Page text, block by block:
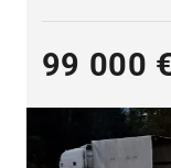
99 000